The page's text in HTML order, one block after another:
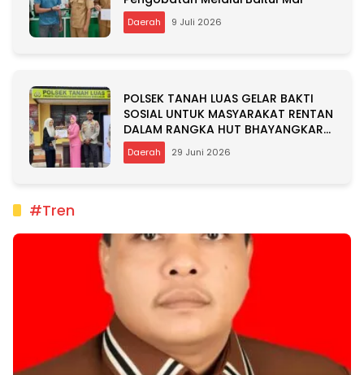
Daerah 9 Juli 2026
POLSEK TANAH LUAS GELAR BAKTI
SOSIAL UNTUK MASYARAKAT RENTAN
DALAM RANGKA HUT BHAYANGKARA
KE-80
Daerah 29 Juni 2026
#Tren